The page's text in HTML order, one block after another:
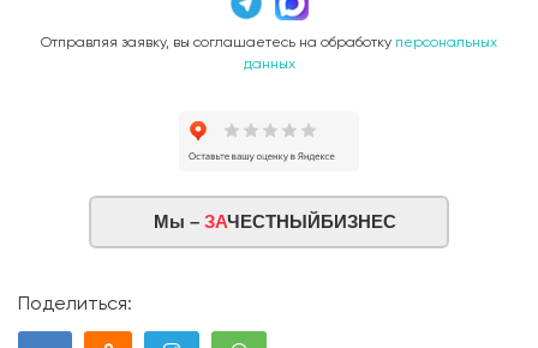
Отправляя заявку, вы соглашаетесь на обработку персональных
данных
Мы – ЗАЧЕСТНЫЙБИЗНЕС
Поделиться: